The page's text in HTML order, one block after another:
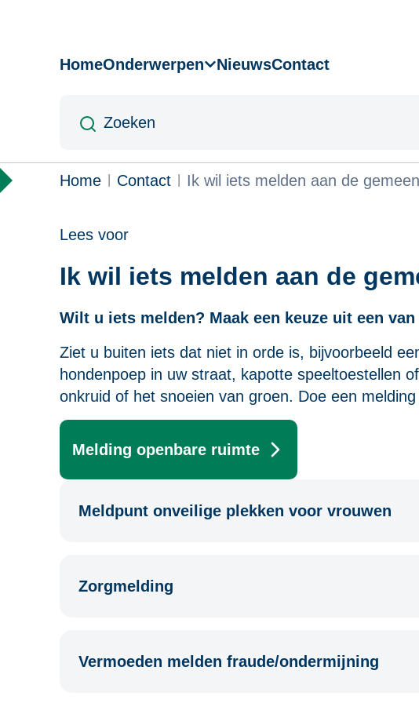
Hoofdnavigatie
HomeOnderwerpen NieuwsContact
Kruimelpad
Home Contact Ik wil iets melden aan de
Lees voor
Ik wil iets melden aan de
Wilt u iets melden? Maak een keuze uit een
Ziet u buiten iets dat niet in orde is, bijvoorbeeld
hondenpoep in uw straat, kapotte speeltoestellen
onkruid of het snoeien van groen. Doe een
Melding openbare ruimte
Meldpunt onveilige plekken voor vrouwen
Zorgmelding
Vermoeden melden fraude/ondermijning